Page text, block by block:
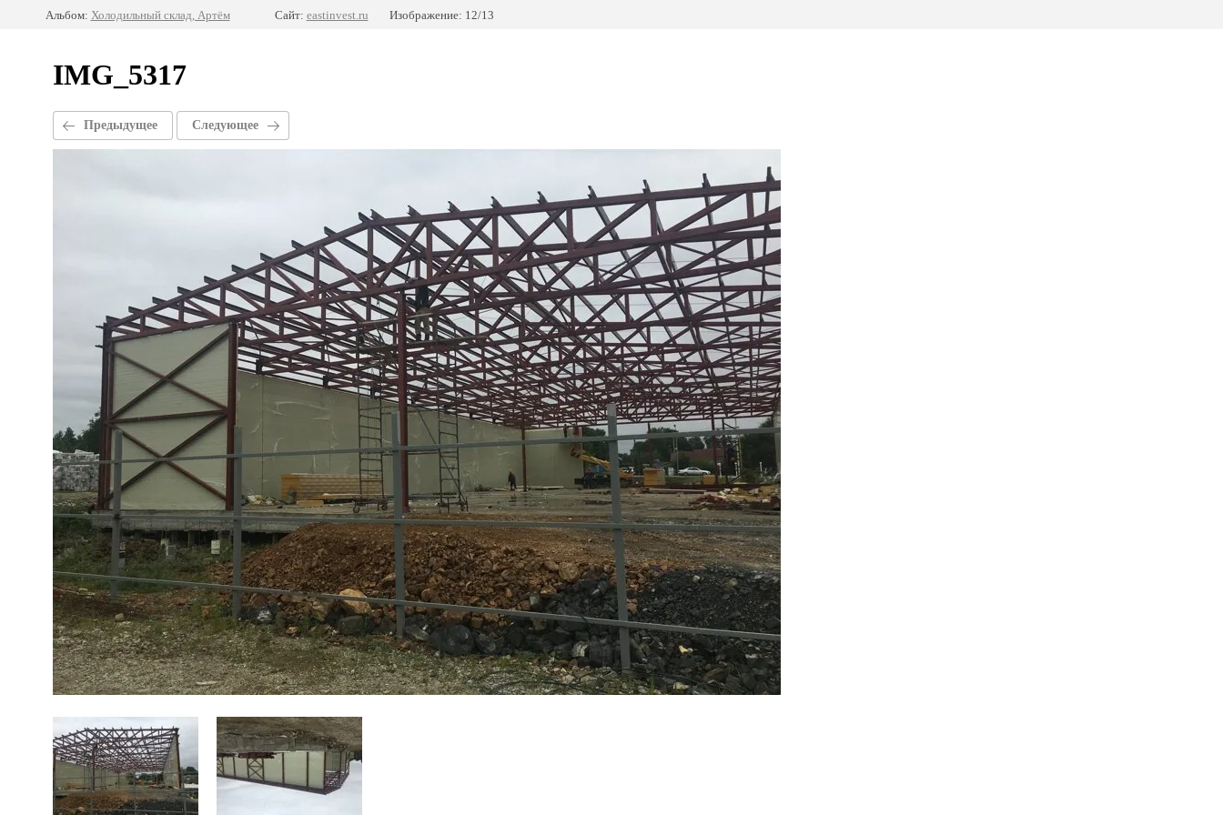
Альбом: Холодильный склад, Артём Сайт: eastinvest.ru Изображение: 12/13
IMG_5317
Предыдущее Следующее